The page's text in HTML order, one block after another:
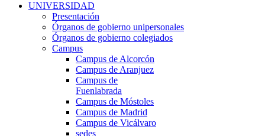
UNIVERSIDAD
Presentación
Órganos de gobierno unipersonales
Órganos de gobierno colegiados
Campus
Campus de Alcorcón
Campus de Aranjuez
Campus de
Fuenlabrada
Campus de Móstoles
Campus de Madrid
Campus de Vicálvaro
sedes